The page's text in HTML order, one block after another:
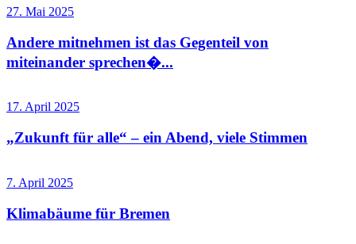
27. Mai 2025
Andere mitnehmen ist das Gegenteil von
miteinander sprechen�...
17. April 2025
„Zukunft für alle“ – ein Abend, viele Stimmen
7. April 2025
Klimabäume für Bremen